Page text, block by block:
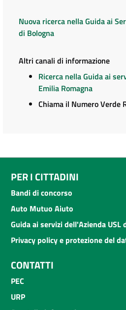
Nuova ricerca nella Guida ai
di Bologna
Altri canali di informazione
Ricerca nella Guida ai
Emilia Romagna
Chiama il Numero Verde
PER I CITTADINI
Bandi di concorso
Auto Mutuo Aiuto
Guida ai servizi dell'Azienda USL
Privacy policy e protezione del
CONTATTI
PEC
URP